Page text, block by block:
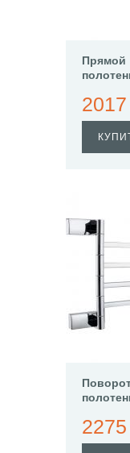
Прямой
2017
2275